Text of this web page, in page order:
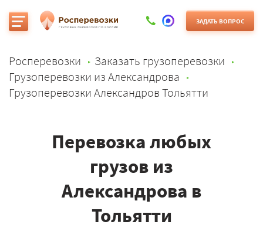
ЗАДАТЬ ВОПРОС
Росперевозки
Заказать грузоперевозки
Грузоперевозки из Александрова
Грузоперевозки Александров Тольятти
Перевозка любых
грузов из
Александрова в
Тольятти